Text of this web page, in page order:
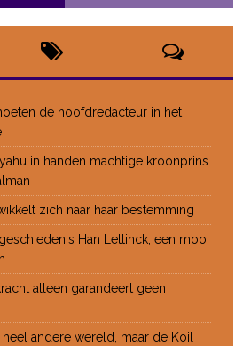
de hoofdredacteur in het
in handen machtige kroonprins
zich naar haar bestemming
Han Lettinck, een mooi
alleen garandeert geen
andere wereld, maar de Koil